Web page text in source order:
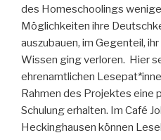
des Homeschoolings wenige
Möglichkeiten ihre
auszubauen, im Gegenteil,
Wissen ging verloren. Hier
ehrenamtlichen
Rahmen des Projektes eine
Schulung erhalten. Im Café
Heckinghausen können